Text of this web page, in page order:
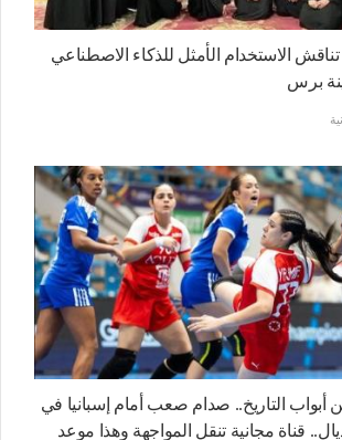
تناقش الاستخدام الأمثل للذكاء الاصطناعي
برس
أبواب التاريخ.. صدام صعب أمام إسبانيا في
قناة مجانية تنقل المواجهة وهذا موعد